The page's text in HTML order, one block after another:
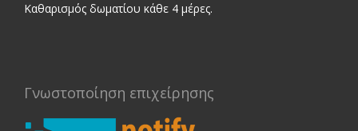
Καθαρισμός δωματίου κάθε 4 μέρες.
Γνωστοποίηση επιχείρησης